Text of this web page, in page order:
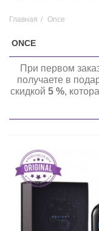
Главная / Once
ONCE
При первом
получаете в
скидкой 5 %,